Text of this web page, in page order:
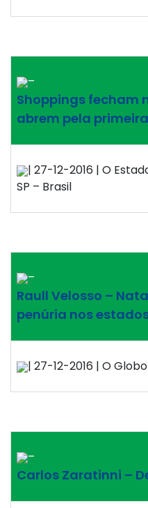
–
Shoppings fecham
abrem pela
| 27-12-2016 | O
SP – Brasil
–
Raull Velosso –
penúria nos
| 27-12-2016 | O
–
Carlos Zaratinni –